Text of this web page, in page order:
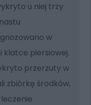
u niej trzy
w
klatce piersiowej.
przerzuty w
zbiórkę środków,